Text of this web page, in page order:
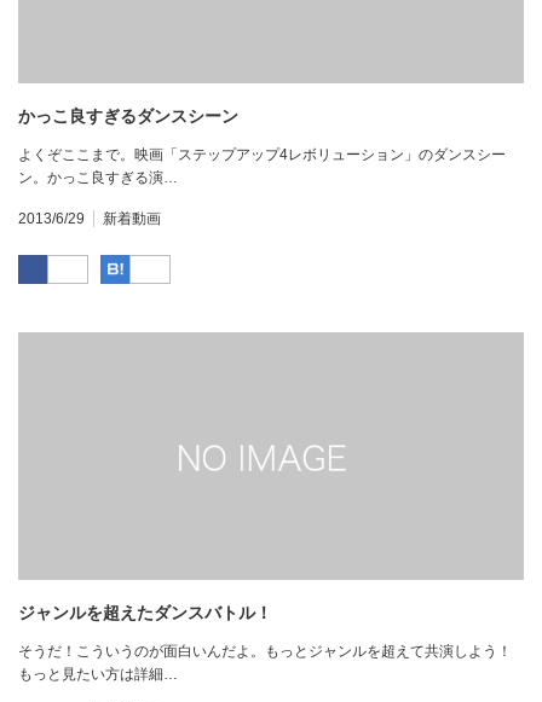
かっこ良すぎるダンスシーン
よくぞここまで。映画「ステップアップ4レボリューション」のダンスシー
ン。かっこ良すぎる演…
2013/6/29 新着動画
Facebook
ジャンルを超えたダンスバトル！
そうだ！こういうのが面白いんだよ。もっとジャンルを超えて共演しよう！
もっと見たい方は詳細…